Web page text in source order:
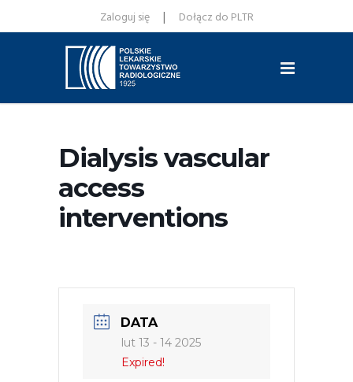
Zaloguj się | Dołącz do PLTR
Dialysis vascular
access
interventions
DATA
lut 13 - 14 2025
Expired!